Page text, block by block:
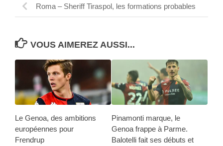
Roma – Sheriff Tiraspol, les formations probables
VOUS AIMEREZ AUSSI...
Le Genoa, des ambitions
européennes pour
Frendrup
Pinamonti marque, le
Genoa frappe à Parme.
Balotelli fait ses débuts et